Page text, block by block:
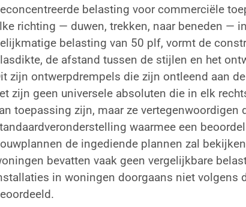
belasting voor commerciële
richting — duwen, trekken, naar beneden —
belasting van 50 plf, vormt de
de afstand tussen de stijlen en het
zijn ontwerpdrempels die zijn ontleend aan
zijn geen universele absoluten die in elk
toepassing zijn, maar ze vertegenwoordigen
waarmee een
de ingediende plannen zal
bevatten vaak geen vergelijkbare
in woningen doorgaans niet volgens